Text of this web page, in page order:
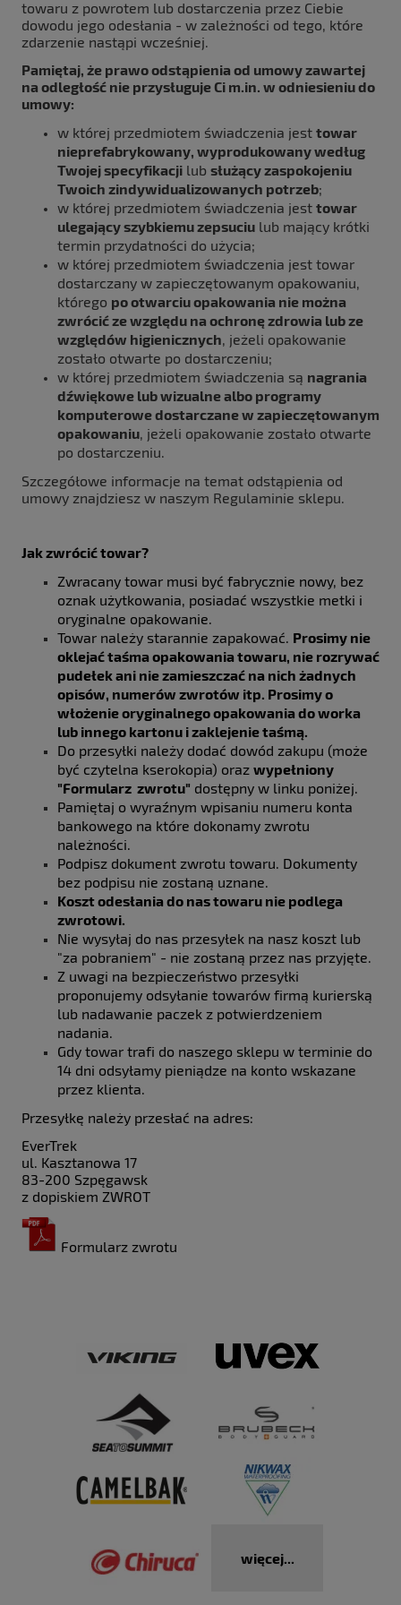
towaru z powrotem lub dostarczenia przez Ciebie
dowodu jego odesłania - w zależności od tego, które
zdarzenie nastąpi wcześniej.
Pamiętaj, że prawo odstąpienia od umowy zawartej
na odległość nie przysługuje Ci m.in. w odniesieniu do
umowy:
w której przedmiotem świadczenia jest towar
nieprefabrykowany, wyprodukowany według
Twojej specyfikacji lub służący zaspokojeniu
Twoich zindywidualizowanych potrzeb;
w której przedmiotem świadczenia jest towar
ulegający szybkiemu zepsuciu lub mający krótki
termin przydatności do użycia;
w której przedmiotem świadczenia jest towar
dostarczany w zapieczętowanym opakowaniu,
którego po otwarciu opakowania nie można
zwrócić ze względu na ochronę zdrowia lub ze
względów higienicznych, jeżeli opakowanie
zostało otwarte po dostarczeniu;
w której przedmiotem świadczenia są nagrania
dźwiękowe lub wizualne albo programy
komputerowe dostarczane w zapieczętowanym
opakowaniu, jeżeli opakowanie zostało otwarte
po dostarczeniu.
Szczegółowe informacje na temat odstąpienia od
umowy znajdziesz w naszym Regulaminie sklepu.
Jak zwrócić towar?
Zwracany towar musi być fabrycznie nowy, bez
oznak użytkowania, posiadać wszystkie metki i
oryginalne opakowanie.
Towar należy starannie zapakować. Prosimy nie
oklejać taśma opakowania towaru, nie rozrywać
pudełek ani nie zamieszczać na nich żadnych
opisów, numerów zwrotów itp. Prosimy o
włożenie oryginalnego opakowania do worka
lub innego kartonu i zaklejenie taśmą.
Do przesyłki należy dodać dowód zakupu (może
być czytelna kserokopia) oraz wypełniony
"Formularz zwrotu" dostępny w linku poniżej.
Pamiętaj o wyraźnym wpisaniu numeru konta
bankowego na które dokonamy zwrotu
należności.
Podpisz dokument zwrotu towaru. Dokumenty
bez podpisu nie zostaną uznane.
Koszt odesłania do nas towaru nie podlega
zwrotowi.
Nie wysyłaj do nas przesyłek na nasz koszt lub
"za pobraniem" - nie zostaną przez nas przyjęte.
Z uwagi na bezpieczeństwo przesyłki
proponujemy odsyłanie towarów firmą kurierską
lub nadawanie paczek z potwierdzeniem
nadania.
Gdy towar trafi do naszego sklepu w terminie do
14 dni odsyłamy pieniądze na konto wskazane
przez klienta.
Przesyłkę należy przesłać na adres:
EverTrek
ul. Kasztanowa 17
83-200 Szpęgawsk
z dopiskiem ZWROT
Formularz zwrotu
więcej...